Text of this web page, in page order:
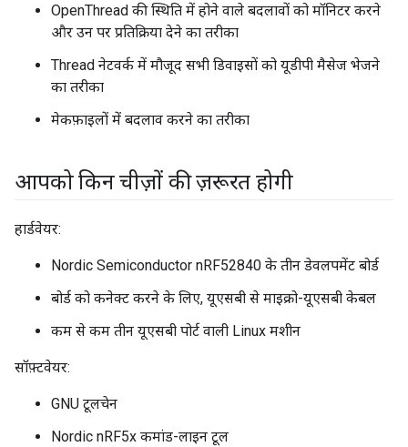
OpenThread की स्थिति में होने वाले बदलावों को मॉनिटर करने
और उन पर प्रतिक्रिया देने का तरीका
Thread नेटवर्क में मौजूद सभी डिवाइसों को यूडीपी मैसेज भेजने
का तरीका
मेकफ़ाइलों में बदलाव करने का तरीका
आपको किन चीज़ों की ज़रूरत होगी
हार्डवेयर:
Nordic Semiconductor nRF52840 के तीन डेवलपमेंट बोर्ड
बोर्ड को कनेक्ट करने के लिए, यूएसबी से माइक्रो-यूएसबी केबल
कम से कम तीन यूएसबी पोर्ट वाली Linux मशीन
सॉफ़्टवेयर:
GNU टूलचेन
Nordic nRF5x कमांड-लाइन टूल